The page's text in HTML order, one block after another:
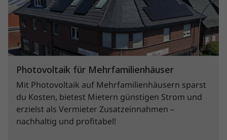
Photovoltaik für Mehrfamilienhäuser
Mit Photovoltaik auf Mehrfamilienhäusern sparst
du Kosten, bietest Mietern günstigen Strom und
erzielst als Vermieter Zusatzeinnahmen –
nachhaltig und profitabel!